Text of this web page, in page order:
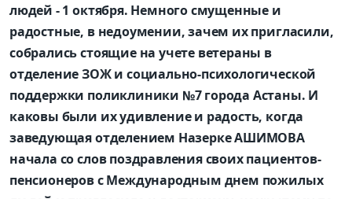
людей - 1 октября. Немного смущенные и
радостные, в недоумении, зачем их пригласили,
собрались стоящие на учете ветераны в
отделение ЗОЖ и социально-психологической
поддержки поликлиники №7 города Астаны. И
каковы были их удивление и радость, когда
заведующая отделением Назерке АШИМОВА
начала со слов поздравления своих пациентов-
пенсионеров с Международным днем пожилых